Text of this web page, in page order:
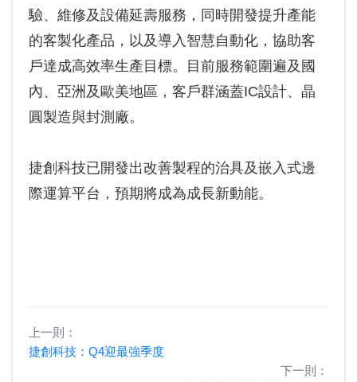
驗、維修及設備延壽服務，同時開發提升產能
的客製化產品，以及導入智慧自動化，協助客
戶達成高效率生產目標。目前服務範圍遍及國
內、亞洲及歐美地區，客戶群涵蓋IC設計、晶
圓製造與封測廠。
捷創科技已開發出改善製程的治具及嵌入式邊
際運算平台，預期將成為成長新動能。
上一則：
捷創科技：Q4迎最強季度
下一則：